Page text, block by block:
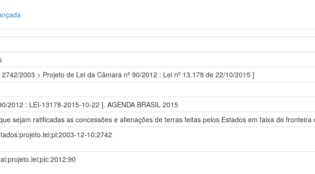
2003 > Projeto de Lei da Câmara nº 90/2012 : Lei nº 13.178 de 22/10/2015 ]
2012 : LEI-13178-2015-10-22 ]. AGENDA BRASIL 2015
sejam ratificadas as concessões e alienações de terras feitas pelos Estados em faixa de fronteira
12-10;2742